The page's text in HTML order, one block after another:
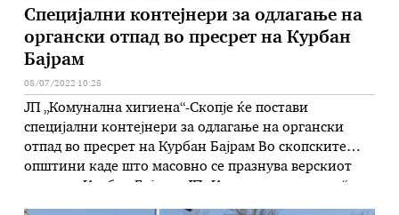
Специјални контејнери за одлагање на
органски отпад во пресрет на Курбан
Бајрам
08/07/2022 10:28
ЈП „Комунална хигиена“-Скопје ќе постави
специјални контејнери за одлагање на органски
отпад во пресрет на Курбан Бајрам Во скопските
општини каде што масовно се празнува верскиот
Скопје и годинава ќе постави специјални